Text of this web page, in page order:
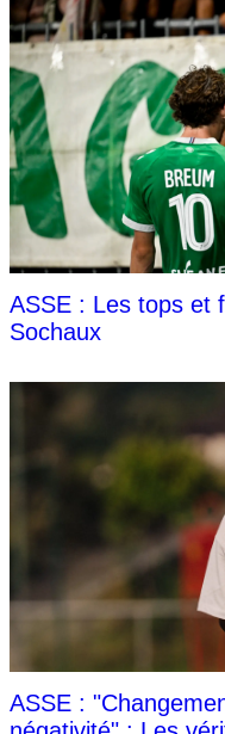
ASSE : Les tops et
Sochaux
ASSE :